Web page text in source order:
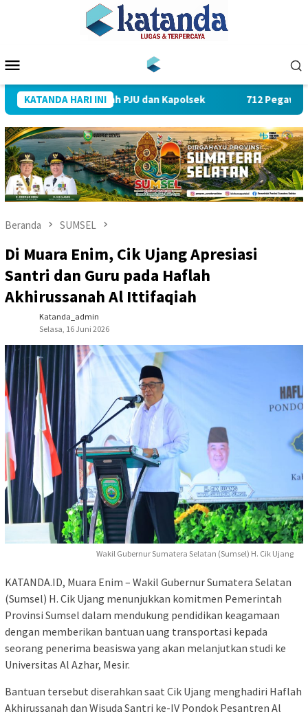
Mobile
KATANDA HARI INI
Sejumlah PJU dan Kapolsek 712 Pegawai PLN UID
Beranda SUMSEL
Di Muara Enim, Cik Ujang Apresiasi
Santri dan Guru pada Haflah
Akhirussanah Al Ittifaqiah
Katanda_admin
Selasa, 16 Juni 2026
Wakil Gubernur Sumatera Selatan (Sumsel) H. Cik Ujang
KATANDA.ID, Muara Enim – Wakil Gubernur Sumatera Selatan
(Sumsel) H. Cik Ujang menunjukkan komitmen Pemerintah
Provinsi Sumsel dalam mendukung pendidikan keagamaan
dengan memberikan bantuan uang transportasi kepada
seorang penerima beasiswa yang akan melanjutkan studi ke
Universitas Al Azhar, Mesir.
Bantuan tersebut diserahkan saat Cik Ujang menghadiri Haflah
Akhirussanah dan Wisuda Santri ke-IV Pondok Pesantren Al